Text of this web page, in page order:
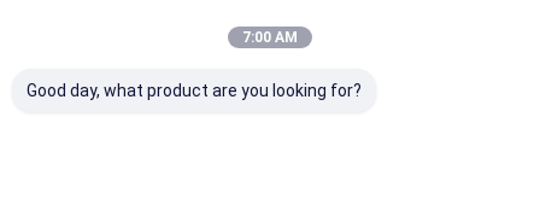
7:00 AM
Good day, what product are you looking for?